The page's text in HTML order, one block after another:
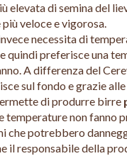
elevata di semina del
veloce e vigorosa.
necessita di
quindi preferisce una
A differenza del
sul fondo e grazie
di produrre birre
temperature non fanno
che potrebbero
il responsabile della